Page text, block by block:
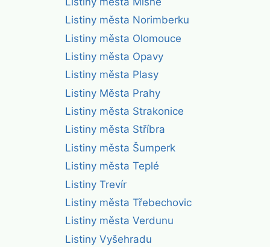
Listiny města Norimberku
Listiny města Olomouce
Listiny města Opavy
Listiny města Plasy
Listiny Města Prahy
Listiny města Strakonice
Listiny města Stříbra
Listiny města Šumperk
Listiny města Teplé
Listiny Trevír
Listiny města Třebechovic
Listiny města Verdunu
Listiny Vyšehradu